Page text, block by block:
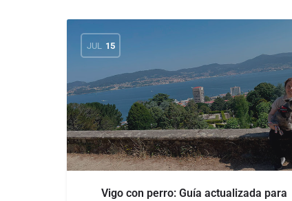
JUL 15
Vigo con perro: Guía actualizada para